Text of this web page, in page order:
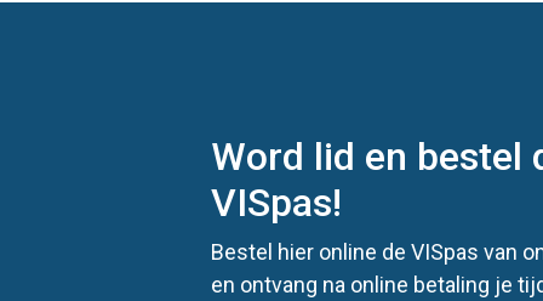
Word lid en bestel
VISpas!
Bestel hier online de VISpas van
en ontvang na online betaling je